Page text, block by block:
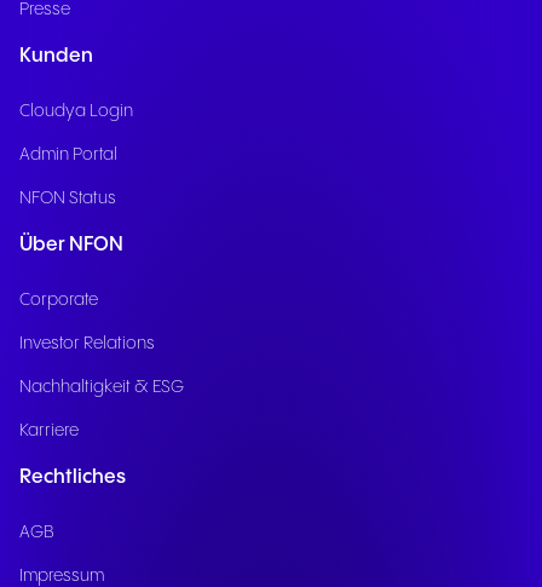
Presse
Kunden
Cloudya Login
Admin Portal
NFON Status
Über NFON
Corporate
Investor Relations
Nachhaltigkeit & ESG
Karriere
Rechtliches
AGB
Impressum